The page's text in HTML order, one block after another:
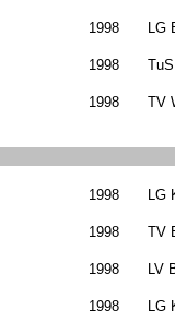
1998
LG
1998
1998
TV
1998
LG
1998
TV
1998
LV
1998
LG